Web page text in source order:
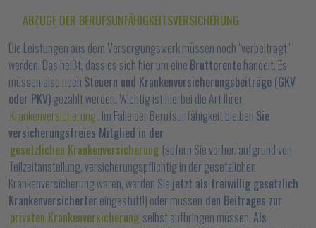
ABZÜGE DER BERUFSUNFÄHIGKEITSVERSICHERUNG
Die Leistungen aus dem Versorgungswerk müssen noch "verbeitragt"
werden. Das heißt, dass es sich hier um eine Bruttorentehandelt. Es
müssen also noch Steuern und Krankenversicherungsbeiträge (GKV
oder PKV)gezahlt werden. Wichtig ist hierbei die Art Ihrer
Krankenversicherung. Im Falle der Berufsunfähigkeit bleiben Sie
versicherungsfreies Mitglied in der
gesetzlichen Krankenversicherung (sofern Sie vorher, aufgrund von
Teilzeitanstellung, versicherungspflichtig in der gesetzlichen
Krankenversicherung waren, werden Sie jetzt als freiwillig gesetzlich
Krankenversicherter eingestuft!) oder müssen den Beitrages zur
privaten Krankenversicherung selbst aufbringen müssen.Als